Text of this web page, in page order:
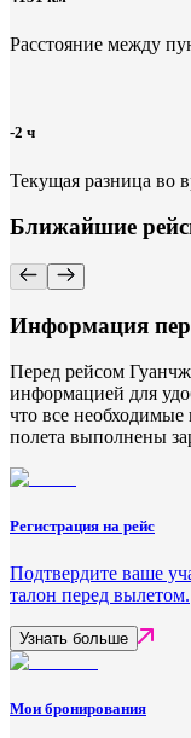
Расстояние между
-2 ч
Текущая разница во
Ближайшие
Информация
Перед рейсом
информацией для
что все
полета выполнены
Регистрация на рейс
Подтвердите ваше
талон перед вылетом.
Узнать больше
Мои бронирования